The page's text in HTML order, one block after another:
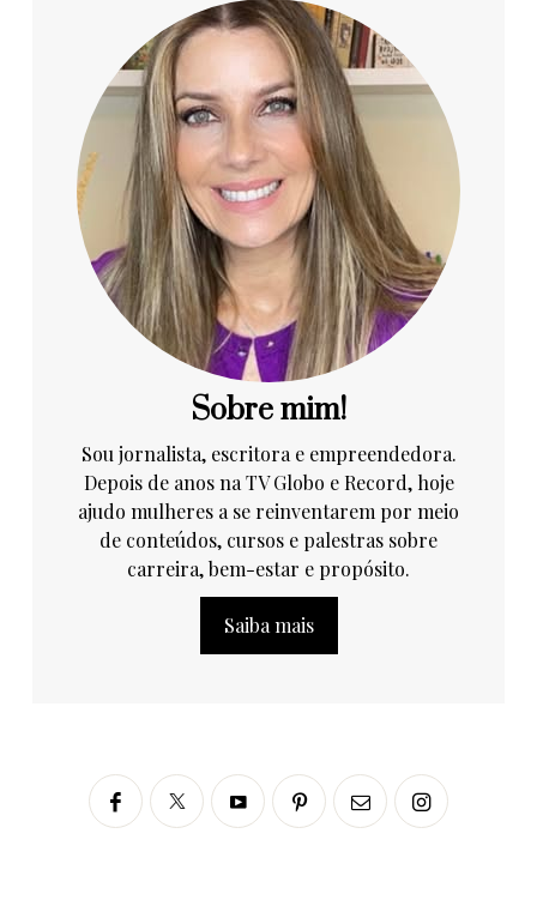
Sobre mim!
Sou jornalista, escritora e empreendedora.
Depois de anos na TV Globo e Record, hoje
ajudo mulheres a se reinventarem por meio
de conteúdos, cursos e palestras sobre
carreira, bem-estar e propósito.
Saiba mais